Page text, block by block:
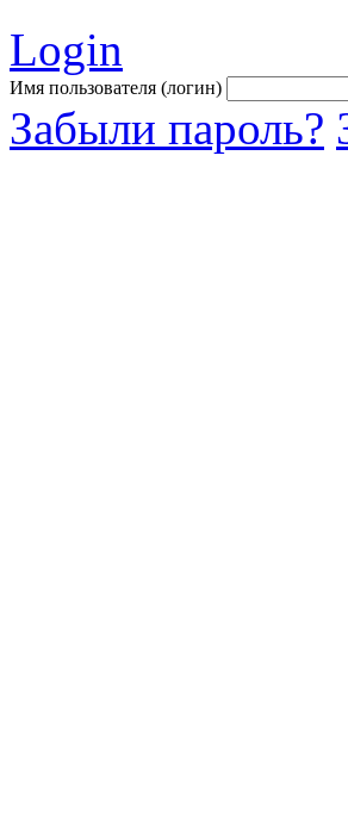
Login
Имя пользователя (логин)
Забыли пароль?